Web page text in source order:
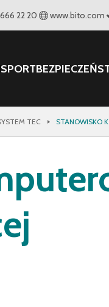
22 20 www.bito.com
TEC STANOWISKO